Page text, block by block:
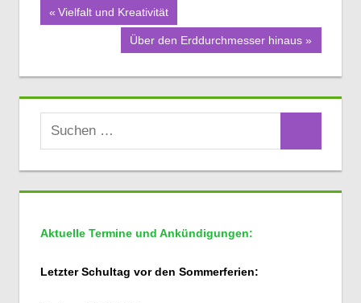
Beitragsnavigation
Vorheriger
Vielfalt und Kreativität
Nächster
Über den Erddurchmesser hinaus
Suchen
nach:
Aktuelle Termine und Ankündigungen:
Letzter Schultag vor den Sommerferien: